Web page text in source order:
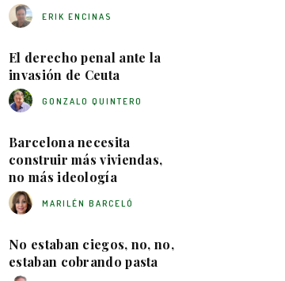
ERIK ENCINAS
El derecho penal ante la
invasión de Ceuta
GONZALO QUINTERO
Barcelona necesita
construir más viviendas,
no más ideología
MARILÉN BARCELÓ
No estaban ciegos, no, no,
estaban cobrando pasta